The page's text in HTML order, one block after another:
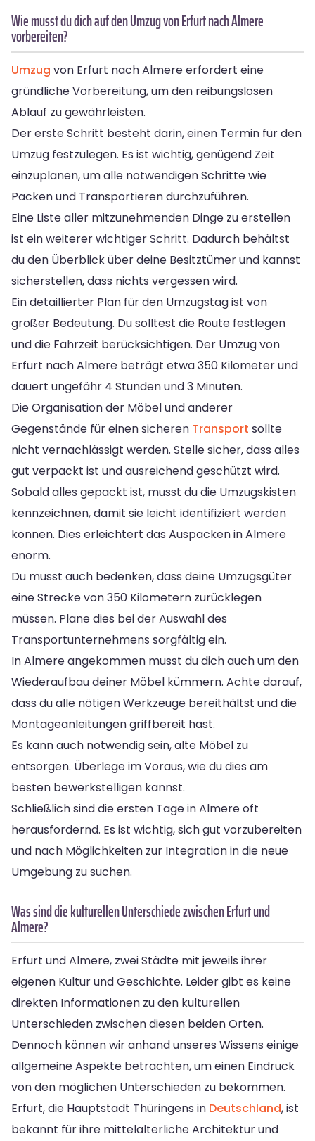
Wie musst du dich auf den Umzug von Erfurt nach Almere
vorbereiten?
Umzug von Erfurt nach Almere erfordert eine
gründliche Vorbereitung, um den reibungslosen
Ablauf zu gewährleisten.
Der erste Schritt besteht darin, einen Termin für den
Umzug festzulegen. Es ist wichtig, genügend Zeit
einzuplanen, um alle notwendigen Schritte wie
Packen und Transportieren durchzuführen.
Eine Liste aller mitzunehmenden Dinge zu erstellen
ist ein weiterer wichtiger Schritt. Dadurch behältst
du den Überblick über deine Besitztümer und kannst
sicherstellen, dass nichts vergessen wird.
Ein detaillierter Plan für den Umzugstag ist von
großer Bedeutung. Du solltest die Route festlegen
und die Fahrzeit berücksichtigen. Der Umzug von
Erfurt nach Almere beträgt etwa 350 Kilometer und
dauert ungefähr 4 Stunden und 3 Minuten.
Die Organisation der Möbel und anderer
Gegenstände für einen sicheren Transport sollte
nicht vernachlässigt werden. Stelle sicher, dass alles
gut verpackt ist und ausreichend geschützt wird.
Sobald alles gepackt ist, musst du die Umzugskisten
kennzeichnen, damit sie leicht identifiziert werden
können. Dies erleichtert das Auspacken in Almere
enorm.
Du musst auch bedenken, dass deine Umzugsgüter
eine Strecke von 350 Kilometern zurücklegen
müssen. Plane dies bei der Auswahl des
Transportunternehmens sorgfältig ein.
In Almere angekommen musst du dich auch um den
Wiederaufbau deiner Möbel kümmern. Achte darauf,
dass du alle nötigen Werkzeuge bereithältst und die
Montageanleitungen griffbereit hast.
Es kann auch notwendig sein, alte Möbel zu
entsorgen. Überlege im Voraus, wie du dies am
besten bewerkstelligen kannst.
Schließlich sind die ersten Tage in Almere oft
herausfordernd. Es ist wichtig, sich gut vorzubereiten
und nach Möglichkeiten zur Integration in die neue
Umgebung zu suchen.
Was sind die kulturellen Unterschiede zwischen Erfurt und
Almere?
Erfurt und Almere, zwei Städte mit jeweils ihrer
eigenen Kultur und Geschichte. Leider gibt es keine
direkten Informationen zu den kulturellen
Unterschieden zwischen diesen beiden Orten.
Dennoch können wir anhand unseres Wissens einige
allgemeine Aspekte betrachten, um einen Eindruck
von den möglichen Unterschieden zu bekommen.
Erfurt, die Hauptstadt Thüringens in Deutschland, ist
bekannt für ihre mittelalterliche Architektur und